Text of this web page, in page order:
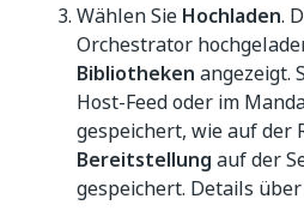
Wählen Sie Hochladen.
Orchestrator
Bibliotheken angezeigt.
Host-Feed oder im
gespeichert, wie auf der
Bereitstellung auf der
gespeichert. Details